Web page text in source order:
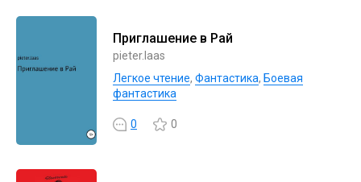
Приглашение в Рай
pieter.laas
Легкое чтение, Фантастика, Боевая
фантастика
0 0